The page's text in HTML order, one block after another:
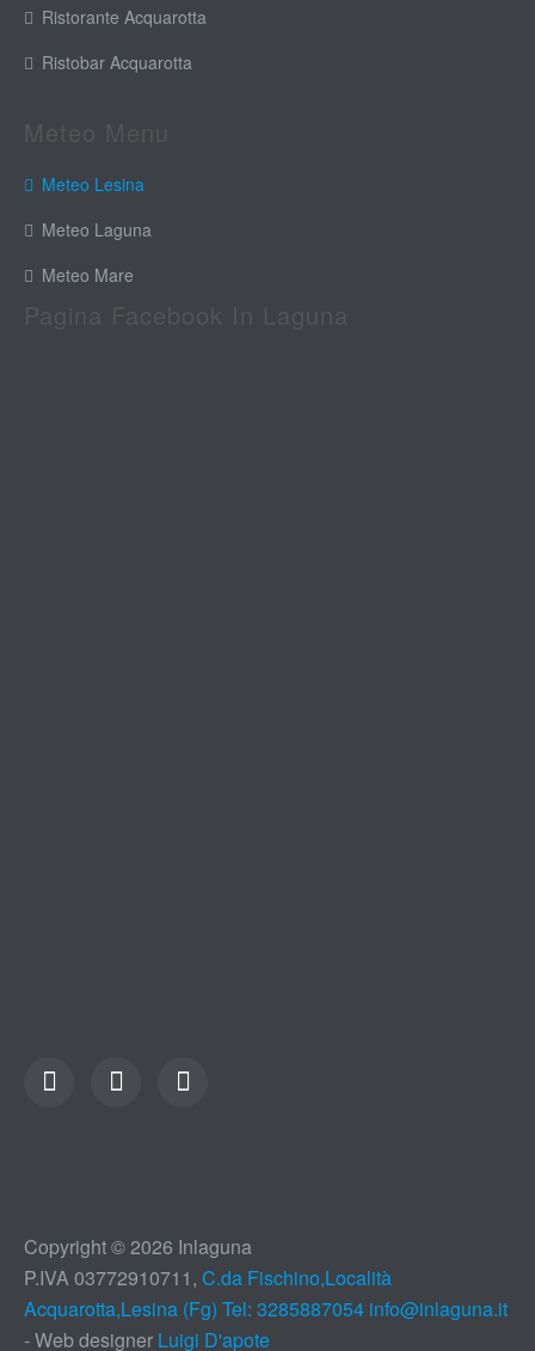
Ristorante Acquarotta
Ristobar Acquarotta
Meteo Lesina
Meteo Laguna
Meteo Mare
Copyright © 2026 Inlaguna
P.IVA 03772910711, C.da Fischino,Località
Acquarotta,Lesina (Fg) Tel: 3285887054 info@inlaguna.it
- Web designer Luigi D'apote